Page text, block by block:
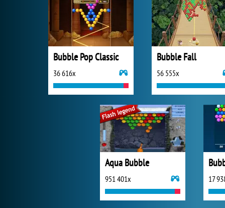
Bubble Pop Classic
36 616x
Bubble Fall
56 555x
Aqua Bubble
951 401x 17